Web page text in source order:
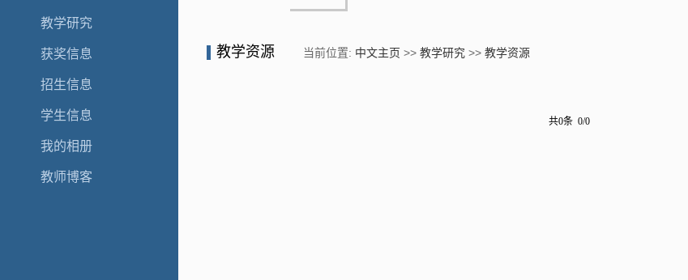
教学研究
获奖信息
招生信息
学生信息
我的相册
教师博客
教学资源 当前位置: 中文主页 >> 教学研究 >> 教学资源
共0条 0/0